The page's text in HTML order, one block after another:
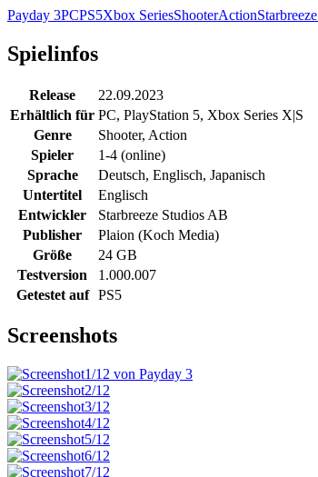
Payday 3PCPS5Xbox SeriesShooterAction
Spielinfos
Release
22.09.2023
Erhältlich für PC, PlayStation 5, Xbox Series X|S
Genre
Shooter, Action
Spieler
1-4 (online)
Sprache
Deutsch, Englisch, Japanisch
Untertitel
Englisch
Entwickler
Starbreeze Studios AB
Publisher
Plaion (Koch Media)
Größe
24 GB
Testversion
1.000.007
Getestet auf
PS5
Screenshots